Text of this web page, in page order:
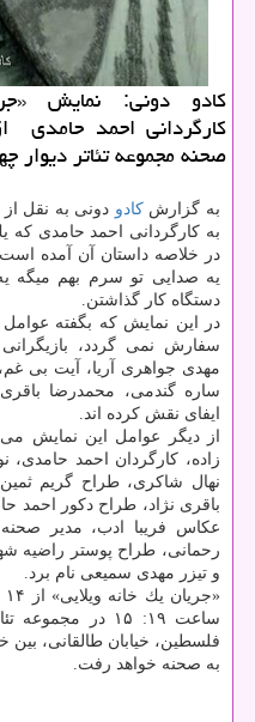
كادو دونی: نمایش
صحنه مجموعه تئاتر دیوار
به گزارشكادو دونی به نقل از
به كارگردانی احمد حامدی كه
در خلاصه داستان آن آمده
یه صدایی تو سرم بهم میگه
دستگاه كار گذاشتن.
سفارش نمی گردد،
مهدی جواهری آریا، آیت بی
ساره گندمی، محمدرضا باقری
ایفای نقش كرده اند.
از دیگر عوامل این نمایش می
زاده، كارگردان احمد
نهال شاكری، طراح گریم
باقری نژاد، طراح دكور احمد
عكاس فریبا ادب، مدیر
رحمانی، طراح پوستر راضیه
و تیزر مهدی سمیعی نام برد.
ساعت ۱۹: ۱۵ در
به صحنه خواهد رفت.